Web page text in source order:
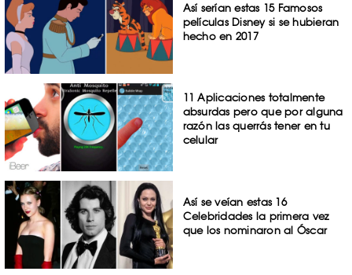
Así serían estas 15 Famosos
películas Disney si se hubieran
hecho en 2017
11 Aplicaciones totalmente
absurdas pero que por alguna
razón las querrás tener en tu
celular
Así se veían estas 16
Celebridades la primera vez
que los nominaron al Óscar